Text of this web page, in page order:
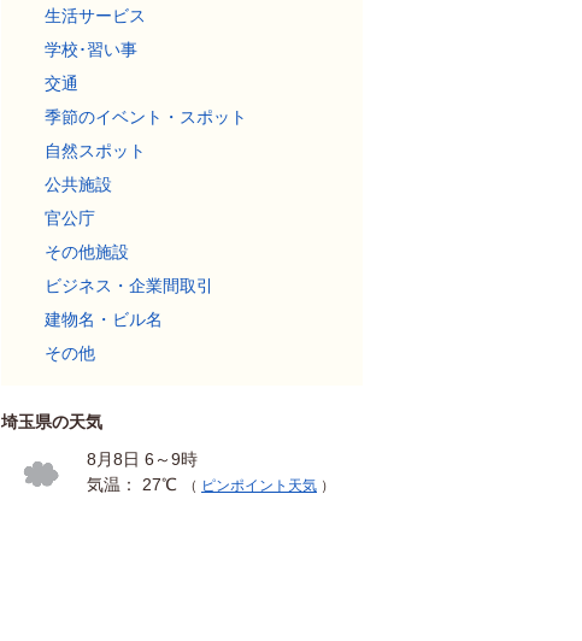
生活サービス
学校･習い事
交通
季節のイベント・スポット
自然スポット
公共施設
官公庁
その他施設
ビジネス・企業間取引
建物名・ビル名
その他
埼玉県の天気
8月8日 6～9時
気温： 27℃
（ ピンポイント天気 ）